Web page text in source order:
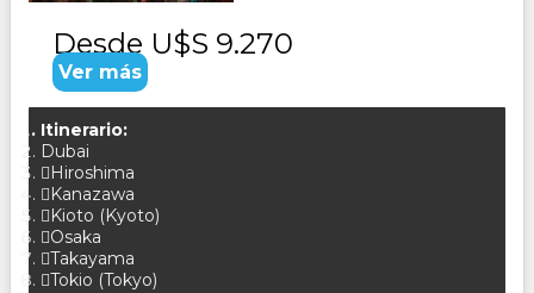
Desde U$S 9.270
Ver más
Itinerario:
Dubai
Hiroshima
Kanazawa
Kioto (Kyoto)
Osaka
Takayama
Tokio (Tokyo)